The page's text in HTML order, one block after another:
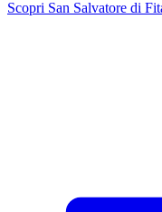
Scopri San Salvatore di